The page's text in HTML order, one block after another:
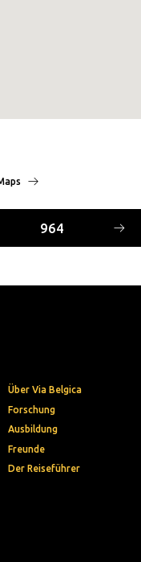
964
Über Via Belgica
Forschung
Ausbildung
Freunde
Der Reiseführer